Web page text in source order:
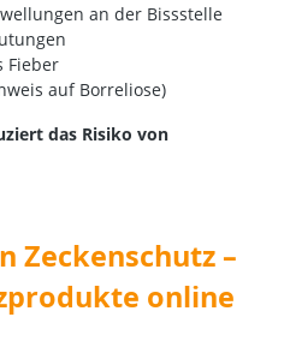
an der Bissstelle
Fieber
auf Borreliose)
das Risiko von
Zeckenschutz –
online